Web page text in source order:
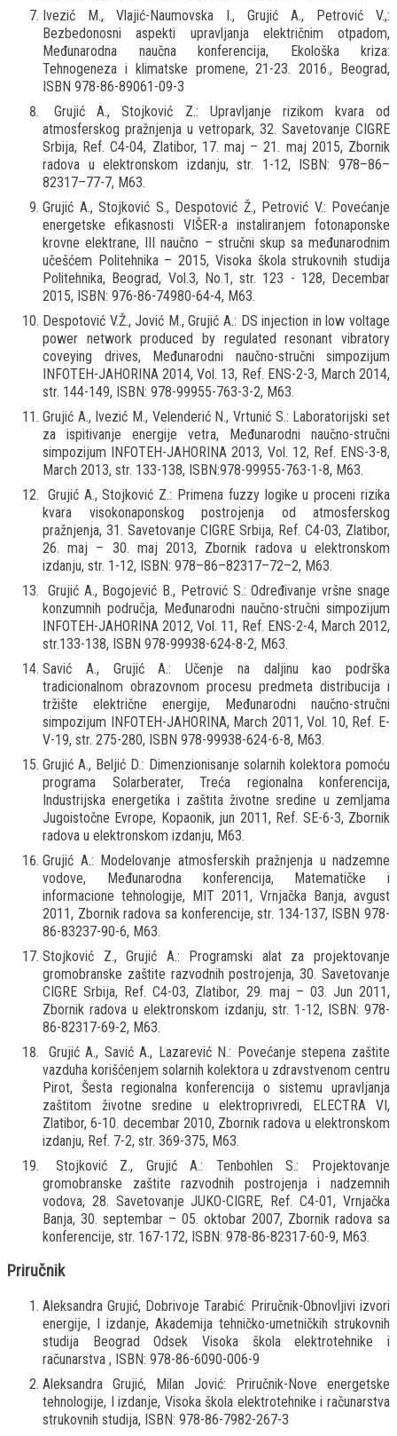
Ivezić M., Vlajić-Naumovska I., Grujić A., Petrović V.,:
Bezbedonosni aspekti upravljanja električnim otpadom,
Međunarodna naučna konferencija, Ekološka kriza:
Tehnogeneza i klimatske promene, 21-23. 2016., Beograd,
ISBN 978-86-89061-09-3
Grujić A., Stojković Z.: Upravljanje rizikom kvara od
atmosferskog pražnjenja u vetropark, 32. Savetovanje CIGRE
Srbija, Ref. C4-04, Zlatibor, 17. maj – 21. maj 2015, Zbornik
radova u elektronskom izdanju, str. 1-12, ISBN: 978–86–
82317–77-7, M63.
Grujić A., Stojković S., Despotović Ž., Petrović V.: Povećanje
energetske efikasnosti VIŠER-a instaliranjem fotonaponske
krovne elektrane, III naučno – stručni skup sa međunarodnim
učešćem Politehnika – 2015, Visoka škola strukovnih studija
Politehnika, Beograd, Vol.3, No.1, str. 123 - 128, Decembar
2015, ISBN: 976-86-74980-64-4, M63.
Despotović V.Ž., Jović M., Grujić A.: DS injection in low voltage
power network produced by regulated resonant vibratory
coveying drives, Međunarodni naučno-stručni simpozijum
INFOTEH-JAHORINA 2014, Vol. 13, Ref. ENS-2-3, March 2014,
str. 144-149, ISBN: 978-99955-763-3-2, M63.
Grujić A., Ivezić M., Velenderić N., Vrtunić S.: Laboratorijski set
za ispitivanje energije vetra, Međunarodni naučno-stručni
simpozijum INFOTEH-JAHORINA 2013, Vol. 12, Ref. ENS-3-8,
March 2013, str. 133-138, ISBN:978-99955-763-1-8, M63.
Grujić A., Stojković Z.: Primena fuzzy logike u proceni rizika
kvara visokonaponskog postrojenja od atmosferskog
pražnjenja, 31. Savetovanje CIGRE Srbija, Ref. C4-03, Zlatibor,
26. maj – 30. maj 2013, Zbornik radova u elektronskom
izdanju, str. 1-12, ISBN: 978–86–82317–72–2, M63.
Grujić A., Bogojević B., Petrović S.: Određivanje vršne snage
konzumnih područja, Međunarodni naučno-stručni simpozijum
INFOTEH-JAHORINA 2012, Vol. 11, Ref. ENS-2-4, March 2012,
str.133-138, ISBN 978-99938-624-8-2, M63.
Savić A., Grujić A.: Učenje na daljinu kao podrška
tradicionalnom obrazovnom procesu predmeta distribucija i
tržište električne energije, Međunarodni naučno-stručni
simpozijum INFOTEH-JAHORINA, March 2011, Vol. 10, Ref. E-
V-19, str. 275-280, ISBN 978-99938-624-6-8, M63.
Grujić A., Beljić D.: Dimenzionisanje solarnih kolektora pomoću
programa Solarberater, Treća regionalna konferencija,
Industrijska energetika i zaštita životne sredine u zemljama
Jugoistočne Evrope, Kopaonik, jun 2011, Ref. SE-6-3, Zbornik
radova u elektronskom izdanju, M63.
Grujić A.: Modelovanje atmosferskih pražnjenja u nadzemne
vodove, Međunarodna konferencija, Matematičke i
informacione tehnologije, MIT 2011, Vrnjačka Banja, avgust
2011, Zbornik radova sa konferencije, str. 134-137, ISBN 978-
86-83237-90-6, M63.
Stojković Z., Grujić A.: Programski alat za projektovanje
gromobranske zaštite razvodnih postrojenja, 30. Savetovanje
CIGRE Srbija, Ref. C4-03, Zlatibor, 29. maj – 03. Jun 2011,
Zbornik radova u elektronskom izdanju, str. 1-12, ISBN: 978-
86-82317-69-2, M63.
Grujić A., Savić A., Lazarević N.: Povećanje stepena zaštite
vazduha korišćenjem solarnih kolektora u zdravstvenom centru
Pirot, Šesta regionalna konferencija o sistemu upravljanja
zaštitom životne sredine u elektroprivredi, ELECTRA VI,
Zlatibor, 6-10. decembar 2010, Zbornik radova u elektronskom
izdanju, Ref. 7-2, str. 369-375, M63.
Stojković Z., Grujić A.: Tenbohlen S.: Projektovanje
gromobranske zaštite razvodnih postrojenja i nadzemnih
vodova, 28. Savetovanje JUKO-CIGRE, Ref. C4-01, Vrnjačka
Banja, 30. septembar – 05. oktobar 2007, Zbornik radova sa
konferencije, str. 167-172, ISBN: 978-86-82317-60-9, M63.
Priručnik
Aleksandra Grujić, Dobrivoje Tarabić: Priručnik-Obnovljivi izvori
energije, I izdanje, Akademija tehničko-umetničkih strukovnih
studija Beograd Odsek Visoka škola elektrotehnike i
računarstva , ISBN: 978-86-6090-006-9
Aleksandra Grujić, Milan Jović: Priručnik-Nove energetske
tehnologije, I izdanje, Visoka škola elektrotehnike i računarstva
strukovnih studija, ISBN: 978-86-7982-267-3